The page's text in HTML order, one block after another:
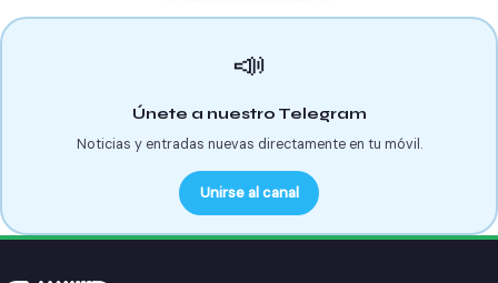
📣
Únete a nuestro Telegram
Noticias y entradas nuevas directamente en tu móvil.
Unirse al canal